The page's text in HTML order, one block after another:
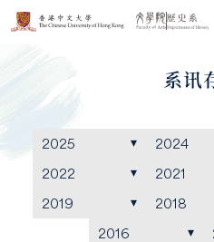
系讯
2025 2024
2022
2021
2019
2018
2016